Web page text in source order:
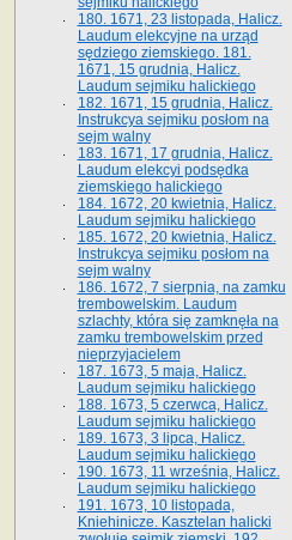
180. 1671, 23 listopada, Halicz.
Laudum elekcyjne na urząd
sędziego ziemskiego. 181.
1671, 15 grudnia, Halicz.
Laudum sejmiku halickiego
182. 1671, 15 grudnia, Halicz.
Instrukcya sejmiku posłom na
sejm walny
183. 1671, 17 grudnia, Halicz.
Laudum elekcyi podsędka
ziemskiego halickiego
184. 1672, 20 kwietnia, Halicz.
Laudum sejmiku halickiego
185. 1672, 20 kwietnia, Halicz.
Instrukcya sejmiku posłom na
sejm walny
186. 1672, 7 sierpnia, na zamku
trembowelskim. Laudum
szlachty, która się zamknęła na
zamku trembowelskim przed
nieprzyjacielem
187. 1673, 5 maja, Halicz.
Laudum sejmiku halickiego
188. 1673, 5 czerwca, Halicz.
Laudum sejmiku halickiego
189. 1673, 3 lipca, Halicz.
Laudum sejmiku halickiego
190. 1673, 11 września, Halicz.
Laudum sejmiku halickiego
191. 1673, 10 listopada,
Kniehinicze. Kasztelan halicki